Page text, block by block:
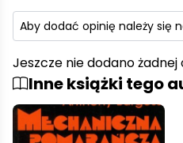
Aby dodać opinię należy się
Jeszcze nie dodano żadnej
Inne książki tego